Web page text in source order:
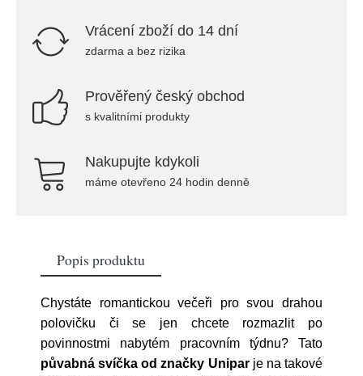
Vrácení zboží do 14 dní
zdarma a bez rizika
Prověřený český obchod
s kvalitními produkty
Nakupujte kdykoli
máme otevřeno 24 hodin denně
Popis produktu
Chystáte romantickou večeři pro svou drahou
polovičku či se jen chcete rozmazlit po
povinnostmi nabytém pracovním týdnu? Tato
půvabná svíčka od značky Uniparje na takové